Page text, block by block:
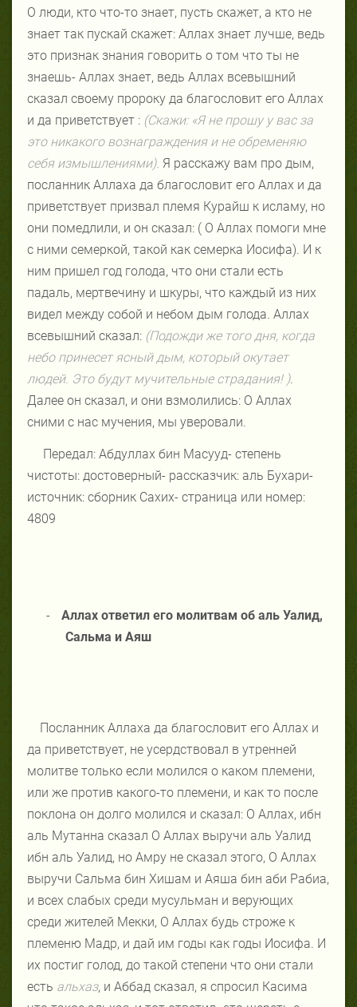
О люди, кто что-то знает, пусть скажет, а кто не
знает так пускай скажет: Аллах знает лучше, ведь
это признак знания говорить о том что ты не
знаешь- Аллах знает, ведь Аллах всевышний
сказал своему пророку да благословит его Аллах
и да приветствует : (Скажи: «Я не прошу у вас за
это никакого вознаграждения и не обременяю
себя измышлениями). Я расскажу вам про дым,
посланник Аллаха да благословит его Аллах и да
приветствует призвал племя Курайш к исламу, но
они помедлили, и он сказал: ( О Аллах помоги мне
с ними семеркой, такой как семерка Иосифа). И к
ним пришел год голода, что они стали есть
падаль, мертвечину и шкуры, что каждый из них
видел между собой и небом дым голода. Аллах
всевышний сказал: (Подожди же того дня, когда
небо принесет ясный дым, который окутает
людей. Это будут мучительные страдания! ).
Далее он сказал, и они взмолились: О Аллах
сними с нас мучения, мы уверовали.
Передал: Абдуллах бин Масууд- степень
чистоты: достоверный- рассказчик: аль Бухари-
источник: сборник Сахих- страница или номер:
4809
-
Аллах ответил его молитвам об аль Уалид,
Сальма и Аяш
Посланник Аллаха да благословит его Аллах и
да приветствует, не усердствовал в утренней
молитве только если молился о каком племени,
или же против какого-то племени, и как то после
поклона он долго молился и сказал: О Аллах, ибн
аль Мутанна сказал О Аллах выручи аль Уалид
ибн аль Уалид, но Амру не сказал этого, О Аллах
выручи Сальма бин Хишам и Аяша бин аби Рабиа,
и всех слабых среди мусульман и верующих
среди жителей Мекки, О Аллах будь строже к
племеню Мадр, и дай им годы как годы Иосифа. И
их постиг голод, до такой степени что они стали
есть альхаз, и Аббад сказал, я спросил Касима